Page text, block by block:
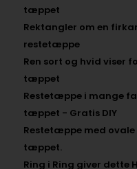
tæppet
Rektangler om en
restetæppe
Ren sort og hvid viser
tæppet
Restetæppe i mange
tæppet - Gratis DIY
Restetæppe med
tæppet.
Ring i Ring giver dette